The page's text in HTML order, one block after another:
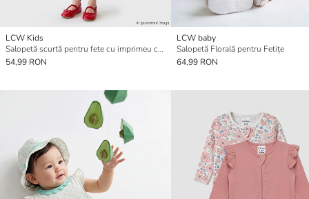
LCW Kids
Salopetă scurtă pentru fete cu imprimeu cu cireșe
54,99 RON
LCW baby
Salopetă Florală pentru Fetițe
64,99 RON